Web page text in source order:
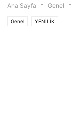
Ana Sayfa Genel
Genel YENİLİK